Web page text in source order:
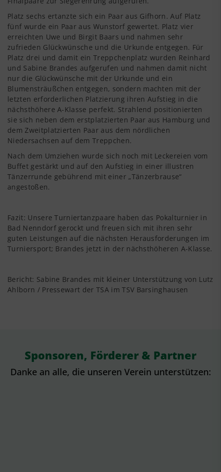
Platz sechs ertanzte sich ein Paar aus Gifhorn. Auf Platz
fünf wurde ein Paar aus Wunstorf gewertet. Platz vier
erreichten Uwe und Birgit Baars und nahmen sehr
zufrieden Glückwünsche und die Urkunde entgegen. Für
Platz drei und damit ein Trepp­chenplatz wurden Reinhard
und Sabine Brandes aufgerufen und nahmen damit nicht
nur die Glückwünsche mit der Urkun­de und ein
Blumensträußchen entgegen, sondern machten mit der
letzten erforderlichen Platzierung ihren Aufstieg in die
nächsthöhere A-Klasse perfekt. Strahlend positionierten
sie sich neben dem erstplatzierten Paar aus Hamburg und
dem Zweitplat­zierten Paar aus dem nördlichen
Niedersachsen auf dem Treppchen.
Nach dem Umziehen wurde sich noch mit Leckereien vom
Buffet gestärkt und auf den Aufstieg in einer illustren
Tänzerrunde gebührend mit einer „Tänzerbrause“
angestoßen.
Fazit: Unsere Turniertanzpaare haben das Pokalturnier in
Bad Nenndorf gerockt und freuen sich mit ihren sehr
guten Leistungen auf die nächsten Herausforderungen im
Turniersport; Brandes jetzt in der nächsthöheren A-Klasse.
Bericht: Sabine Brandes mit kleiner Unterstützung von Lutz
Ahlborn / Pressewart der TSA im TSV Barsinghausen
Sponsoren, Förderer & Partner
Danke an alle, die unseren Verein unterstützen: